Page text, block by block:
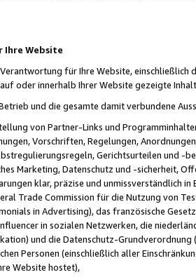
Ihre Website
für Ihre Website,
oder innerhalb Ihrer Website gezeigte
und die gesamte damit verbundene
von Partner-Links und
Vorschriften, Regelungen,
Gerichtsurteilen und -
Marketing, Datenschutz und -sicherheit,
klar, präzise und unmissverständlich
Trade Commission für die Nutzung von
in Advertising), das französische
in sozialen Netzwerken, die
und die Datenschutz-
Personen (einschließlich aller
Website hostet),